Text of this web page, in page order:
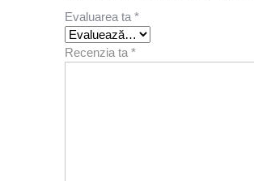
Evaluarea ta *
Recenzia ta *